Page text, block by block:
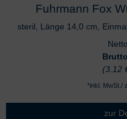
Fuhrmann Fox
steril, Länge 14,0 cm,
Brutto
(3.12
*inkl. MwSt./
zur